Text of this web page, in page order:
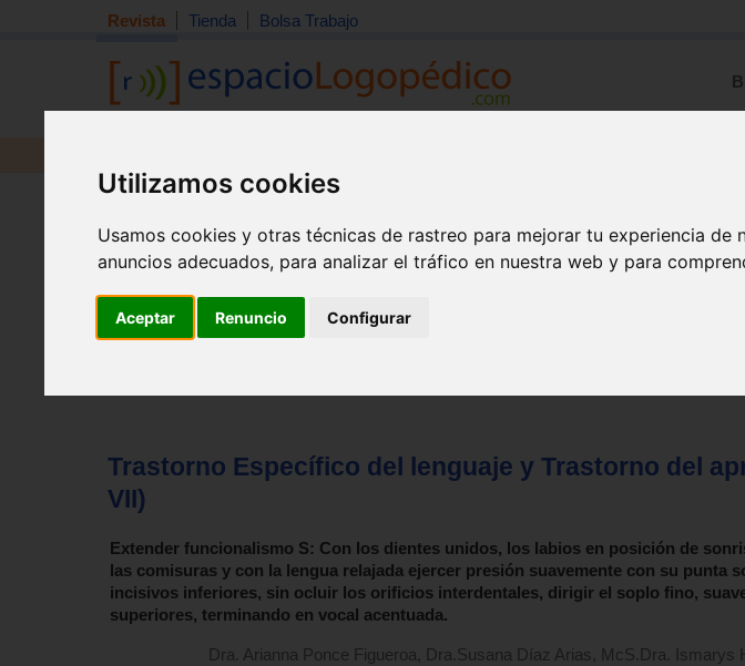
Utilizamos cookies
Usamos cookies y otras técnicas de rastreo para mejorar tu experiencia
anuncios adecuados, para analizar el tráfico en nuestra web y para
Aceptar Renuncio Configurar
Revista Tienda Bolsa Trabajo
Tema quincena|Detección| Orientación
Revista
Trastorno Específico del lenguaje y Trastorno del
VII)
Extender funcionalismo S: Con los dientes unidos, los labios en posición de
las comisuras y con la lengua relajada ejercer presión suavemente con su punta
incisivos inferiores, sin ocluir los orificios interdentales, dirigir el soplo fino,
superiores, terminando en vocal acentuada.
Dra. Arianna Ponce Figueroa, Dra.Susana Díaz Arias, McS.Dra. Ismarys